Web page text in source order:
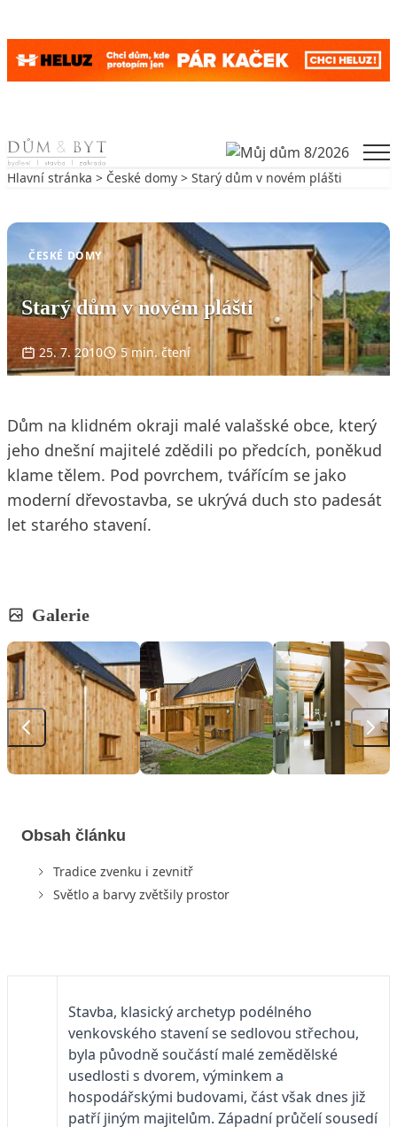
Skip to content
Hlavní stránka > České domy > Starý dům v novém plášti
ČESKÉ DOMY
Starý dům v novém plášti
25. 7. 2010 5 min. čtení
Dům na klidném okraji malé valašské obce, který
jeho dnešní majitelé zdědili po předcích, poněkud
klame tělem. Pod povrchem, tvářícím se jako
moderní dřevostavba, se ukrývá duch sto padesát
let starého stavení.
Galerie
Obsah článku
Tradice zvenku i zevnitř
Světlo a barvy zvětšily prostor
Stavba, klasický archetyp podélného
venkovského stavení se sedlovou střechou,
byla původně součástí malé zemědělské
usedlosti s dvorem, výminkem a
hospodářskými budovami, část však dnes již
patří jiným majitelům. Západní průčelí sousedí